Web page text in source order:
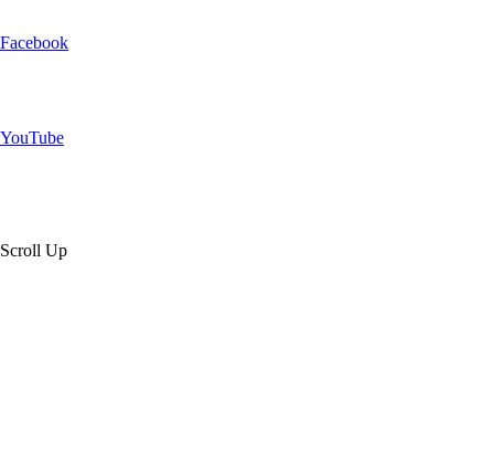
Facebook
YouTube
Scroll Up